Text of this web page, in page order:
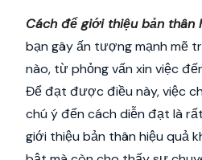
Cách để giới thiệu bản thân
bạn gây ấn tượng mạnh mẽ
nào, từ phỏng vấn xin việc
Để đạt được điều này, việc
chú ý đến cách diễn đạt là
giới thiệu bản thân hiệu quả